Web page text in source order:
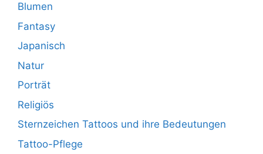
Blumen
Fantasy
Japanisch
Natur
Porträt
Religiös
Sternzeichen Tattoos und ihre Bedeutungen
Tattoo-Pflege